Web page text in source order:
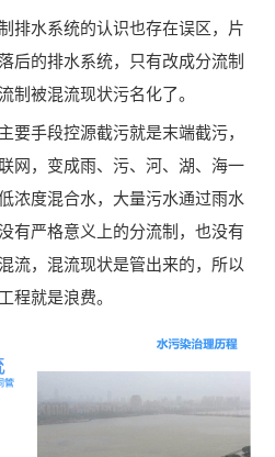
排水系统的认识也存在误区，片
后的排水系统，只有改成分流制
制被混流现状污名化了。
要手段控源截污就是末端截污，
网，变成雨、污、河、湖、海一
浓度混合水，大量污水通过雨水
有严格意义上的分流制，也没有
流，混流现状是管出来的，所以
程就是浪费。